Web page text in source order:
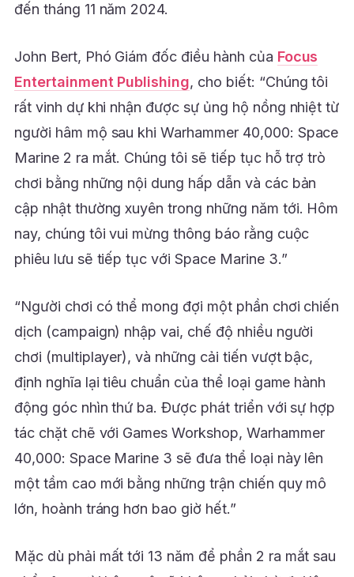
đến tháng 11 năm 2024.
John Bert, Phó Giám đốc điều hành của Focus
Entertainment Publishing, cho biết: “Chúng tôi
rất vinh dự khi nhận được sự ủng hộ nồng nhiệt từ
người hâm mộ sau khi Warhammer 40,000: Space
Marine 2 ra mắt. Chúng tôi sẽ tiếp tục hỗ trợ trò
chơi bằng những nội dung hấp dẫn và các bản
cập nhật thường xuyên trong những năm tới. Hôm
nay, chúng tôi vui mừng thông báo rằng cuộc
phiêu lưu sẽ tiếp tục với Space Marine 3.”
“Người chơi có thể mong đợi một phần chơi chiến
dịch (campaign) nhập vai, chế độ nhiều người
chơi (multiplayer), và những cải tiến vượt bậc,
định nghĩa lại tiêu chuẩn của thể loại game hành
động góc nhìn thứ ba. Được phát triển với sự hợp
tác chặt chẽ với Games Workshop, Warhammer
40,000: Space Marine 3 sẽ đưa thể loại này lên
một tầm cao mới bằng những trận chiến quy mô
lớn, hoành tráng hơn bao giờ hết.”
Mặc dù phải mất tới 13 năm để phần 2 ra mắt sau